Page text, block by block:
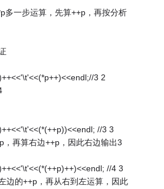
多一步运算，先算++p，再按分析
3 2
//3 3
，再算右边++p，因此右边输出3
//4 3
边的++p，再从右到左运算，因此